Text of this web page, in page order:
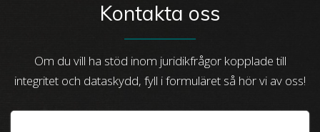
Kontakta oss
Om du vill ha stöd inom juridikfrågor kopplade till
integritet och dataskydd, fyll i formuläret så hör vi av oss!